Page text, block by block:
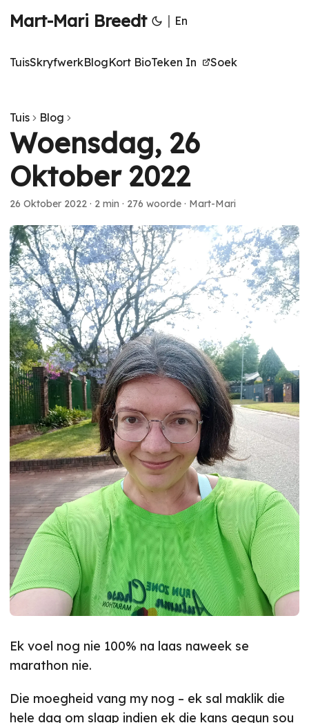
Mart-Mari Breedt | En
TuisSkryfwerkBlogKort BioTeken In Soek
Tuis Blog
Woensdag, 26
Oktober 2022
26 Oktober 2022 · 2 min · 276 woorde · Mart-Mari
Ek voel nog nie 100% na laas naweek se
marathon nie.
Die moegheid vang my nog – ek sal maklik die
hele dag om slaap indien ek die kans gegun sou